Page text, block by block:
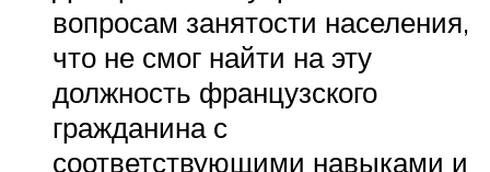
вопросам занятости населения,
что не смог найти на эту
должность французского
гражданина с
соответствующими навыками и